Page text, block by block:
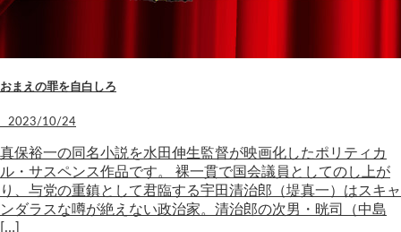
おまえの罪を自白しろ
2023/10/24
真保裕一の同名小説を水田伸生監督が映画化したポリティカ
ル・サスペンス作品です。 裸一貫で国会議員としてのし上が
り、与党の重鎮として君臨する宇田清治郎（堤真一）はスキャ
ンダラスな噂が絶えない政治家。清治郎の次男・晄司（中島
[…]